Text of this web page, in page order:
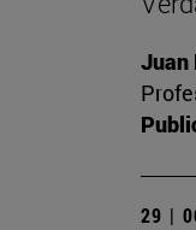
Juan
29 |